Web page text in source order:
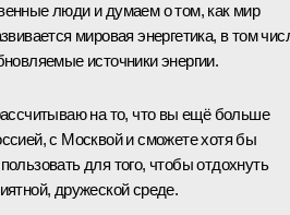
люди и думаем о том, как мир
мировая энергетика, в том
источники энергии.
на то, что вы ещё больше
с Москвой и сможете хотя бы
для того, чтобы отдохнуть
дружеской среде.